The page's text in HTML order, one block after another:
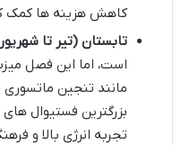
کاهش هزینه ها کمک
تابستان (تیر تا
است، اما این فصل
بزرگترین فستیوال
تجربه انرژی بالا و